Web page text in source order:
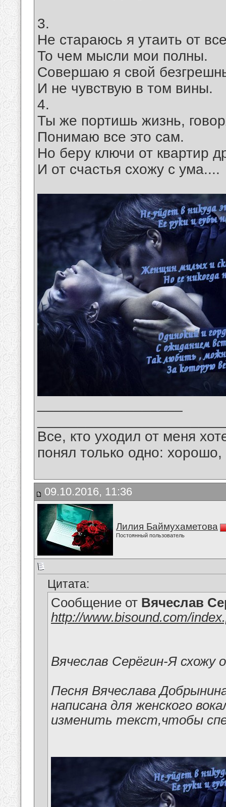
3.
Не стараюсь я утаить от
То чем мысли мои полны.
Совершаю я свой
И не чувствую в том вины.
4.
Ты же портишь жизнь,
Понимаю все это сам.
Но беру ключи от квартир
И от счастья схожу с ума....
Все, кто уходил от меня
понял только одно:
09.10.2016, 11:36
Лилия Баймухаметова
Постоянный пользователь
Цитата:
Сообщение от Вячеслав
http://www.bisound.com/
Вячеслав Серёгин-Я схожу
Песня Вячеслава
написана для женского
изменить текст,чтобы